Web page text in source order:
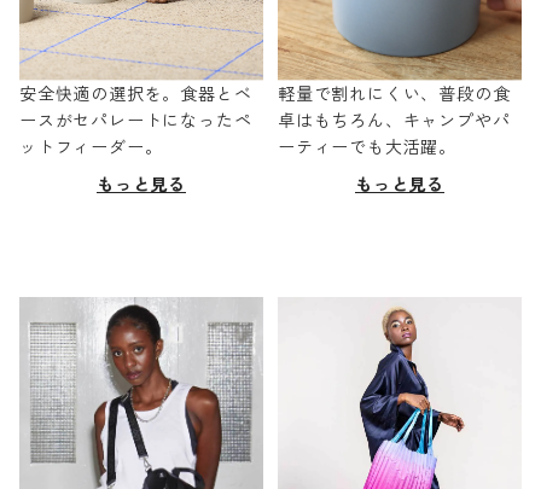
安全快適の選択を。食器とベ
ースがセパレートになったペ
ットフィーダー。
もっと見る
軽量で割れにくい、普段の食
卓はもちろん、キャンプやパ
ーティーでも大活躍。
もっと見る